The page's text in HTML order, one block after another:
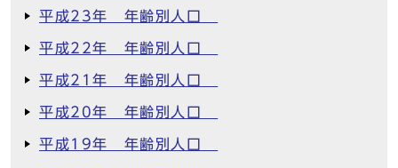
平成23年 年齢別人口
平成22年 年齢別人口
平成21年 年齢別人口
平成20年 年齢別人口
平成19年 年齢別人口